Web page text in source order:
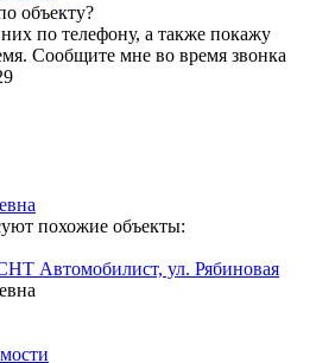
объекту?
по телефону, а также покажу
Сообщите мне во время звонка
похожие объекты:
Автомобилист, ул. Рябиновая